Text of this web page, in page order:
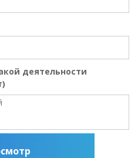
деятельности